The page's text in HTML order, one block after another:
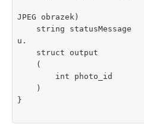
JPEG obrazek)
u.
}